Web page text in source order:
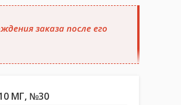
заказа после его
МГ, №30